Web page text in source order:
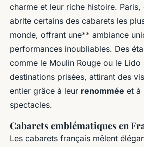
charme et leur riche histoire. Paris,
abrite certains des cabarets les
monde, offrant une** ambiance
performances inoubliables. Des
comme le Moulin Rouge ou le Lido
destinations prisées, attirant des
entier grâce à leur renommée et à
spectacles.
Cabarets emblématiques en
Les cabarets français mêlent